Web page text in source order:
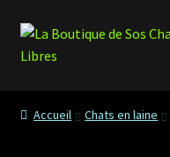
Aller
à
Aller
au
Accueil Chats en laine